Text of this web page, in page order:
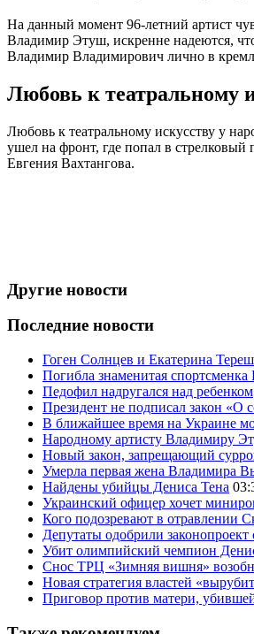
На данный момент 96-летний артист
Владимир Этуш, искренне надеются,
Владимир Владимирович лично в
Любовь к театральному
Любовь к театральному искусству у
ушел на фронт, где попал в
Евгения Вахтангова.
Другие новости
Последние новости
Гоген Солнцев и Екатерина
Погибла знаменитая
Педофил надругался над ребенком
Президент не подписал закон «О
В ближайшее время на Украине
Народному артисту Владимиру
Новый закон, запрещающий
Умерла первая жена Владимира
Найдены убийцы Дениса Тена
Украинский офицер хочет
Кого подозревают в отравлении
Депутаты одобрили
Убит олимпийский чемпион
Снос ТРЦ «Зимняя вишня»
Новая стратегия властей
Приговор против матери,